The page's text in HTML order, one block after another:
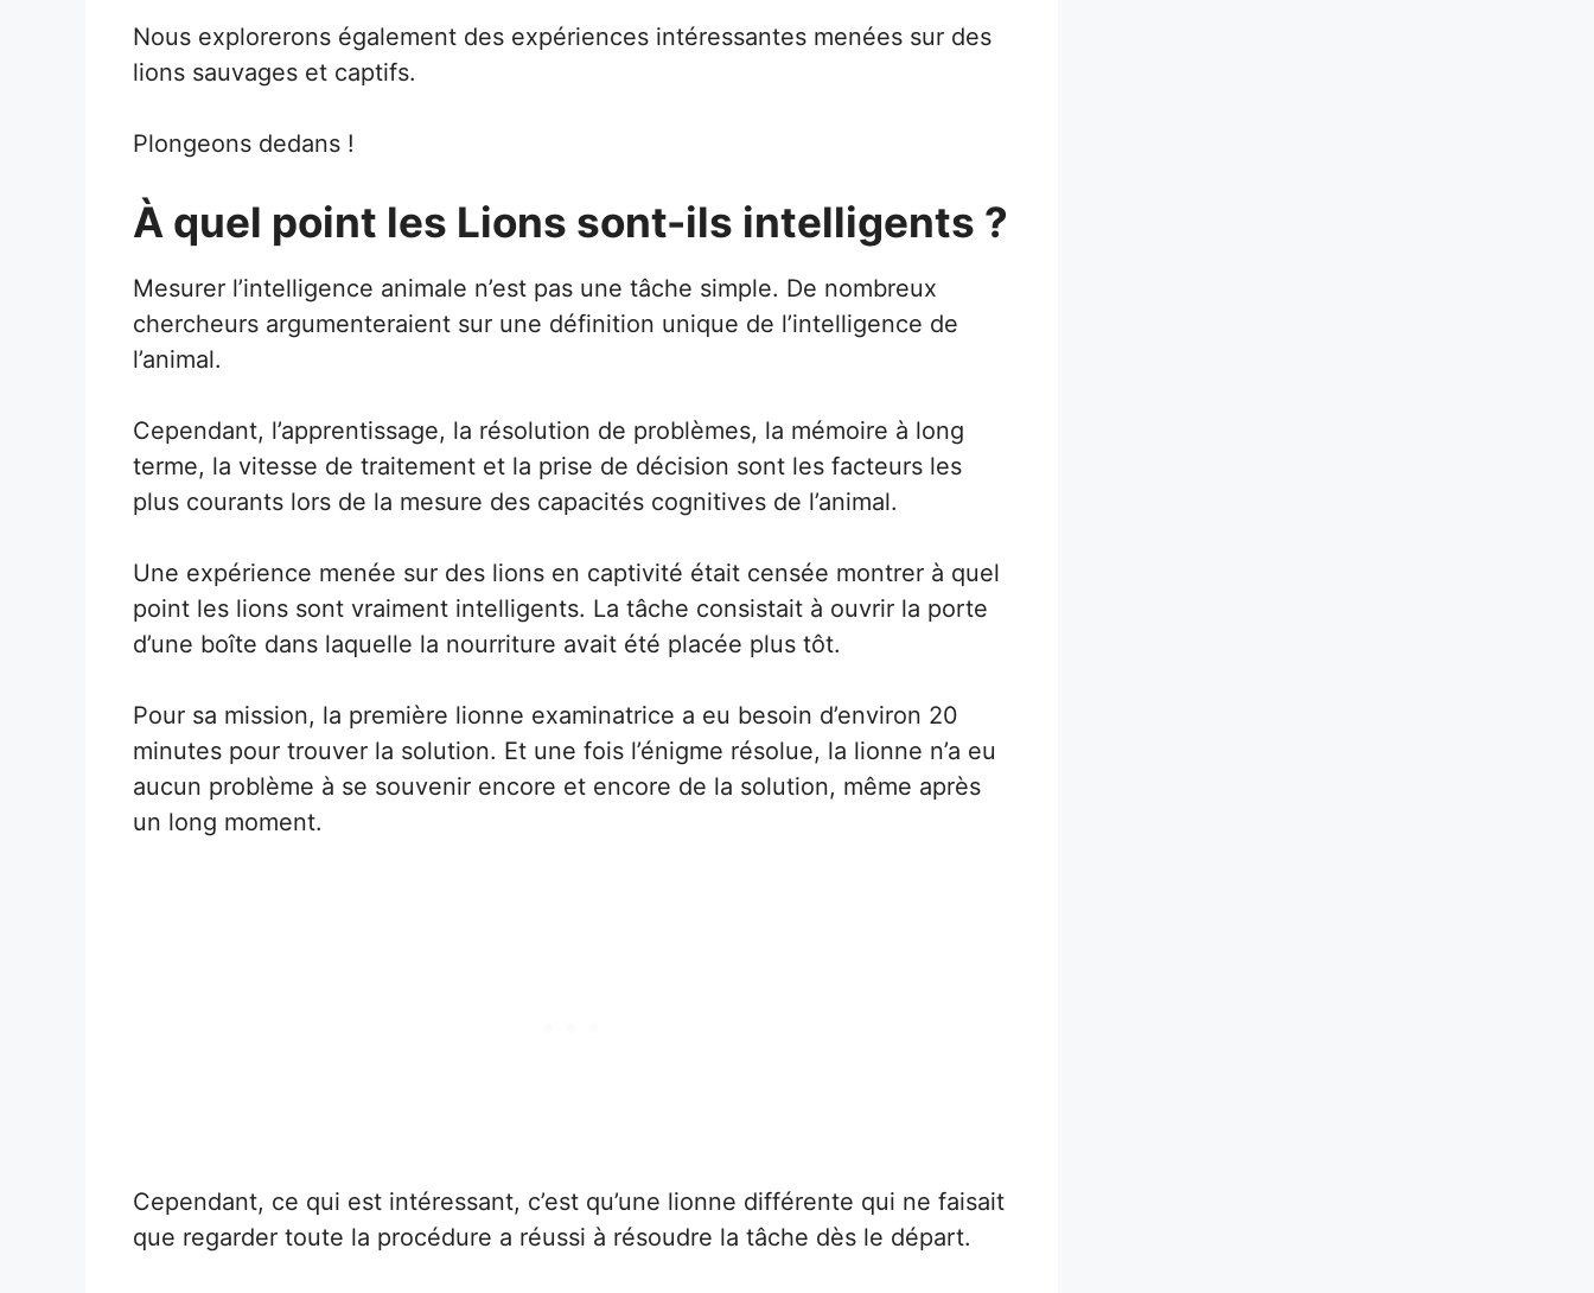
Nous explorerons également des expériences intéressantes menées sur des
lions sauvages et captifs.
Plongeons dedans !
À quel point les Lions sont-ils intelligents ?
Mesurer l’intelligence animale n’est pas une tâche simple. De nombreux
chercheurs argumenteraient sur une définition unique de l’intelligence de
l’animal.
Cependant, l’apprentissage, la résolution de problèmes, la mémoire à long
terme, la vitesse de traitement et la prise de décision sont les facteurs les
plus courants lors de la mesure des capacités cognitives de l’animal.
Une expérience menée sur des lions en captivité était censée montrer à quel
point les lions sont vraiment intelligents. La tâche consistait à ouvrir la porte
d’une boîte dans laquelle la nourriture avait été placée plus tôt.
Pour sa mission, la première lionne examinatrice a eu besoin d’environ 20
minutes pour trouver la solution. Et une fois l’énigme résolue, la lionne n’a eu
aucun problème à se souvenir encore et encore de la solution, même après
un long moment.
Cependant, ce qui est intéressant, c’est qu’une lionne différente qui ne faisait
que regarder toute la procédure a réussi à résoudre la tâche dès le départ.